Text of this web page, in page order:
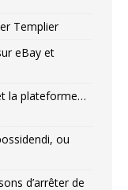
Templier
eBay et
la plateforme…
ou
d’arrêter de